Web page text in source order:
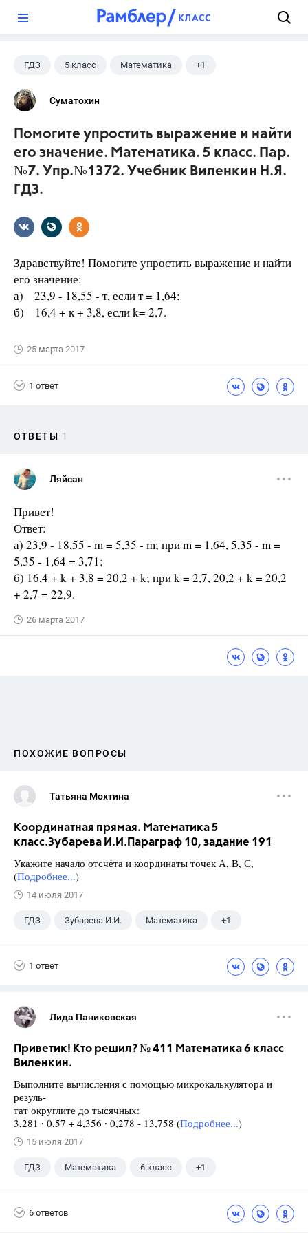
ГДЗ 5 класс Математика +1
Виленкин Н.Я.
Суматохин
Помогите упростить выражение и найти
его значение. Математика. 5 класс. Пар.
№7. Упр.№1372. Учебник Виленкин Н.Я.
ГДЗ.
Здравствуйте! Помогите упростить выражение и найти
его значение:
а) 23,9 - 18,55 - т, если т = 1,64;
б) 16,4 + к + 3,8, если k= 2,7.
25 марта 2017
1 ответ
ОТВЕТЫ 1
Ляйсан
Привет!
Ответ:
а) 23,9 - 18,55 - m = 5,35 - m; при m = 1,64, 5,35 - m =
5,35 - 1,64 = 3,71;
б) 16,4 + k + 3,8 = 20,2 + k; при k = 2,7, 20,2 + k = 20,2
+ 2,7 = 22,9.
26 марта 2017
ПОХОЖИЕ ВОПРОСЫ
Татьяна Мохтина
Координатная прямая. Математика 5
класс.Зубарева И.И.Параграф 10, задание 191
Укажите начало отсчёта и координаты точек А, В, С,
(Подробнее...)
14 июля 2017
ГДЗ Зубарева И.И. Математика +1
1 ответ
Лида Паниковская
Приветик! Кто решил? № 411 Математика 6 класс
Виленкин.
Выполните вычисления с помощью микрокалькулятора и
резуль-
тат округлите до тысячных:
3,281 ∙ 0,57 + 4,356 ∙ 0,278 - 13,758 (Подробнее...)
15 июля 2017
ГДЗ Математика 6 класс +1
6 ответов